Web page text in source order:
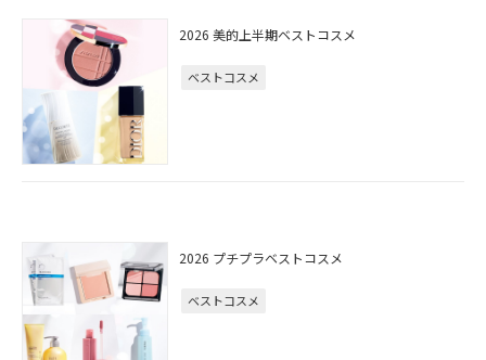
2026 美的上半期ベストコスメ
ベストコスメ
2026 プチプラベストコスメ
ベストコスメ